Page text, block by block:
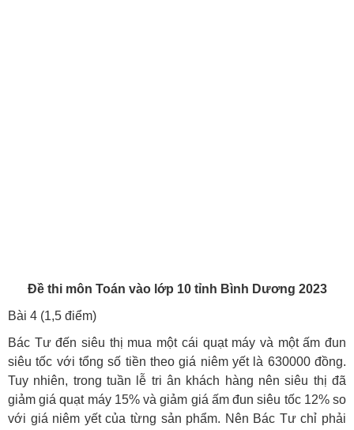
Đề thi môn Toán vào lớp 10 tỉnh Bình Dương 2023
Bài 4 (1,5 điểm)
Bác Tư đến siêu thị mua một cái quạt máy và một ấm đun
siêu tốc với tổng số tiền theo giá niêm yết là 630000 đồng.
Tuy nhiên, trong tuần lễ tri ân khách hàng nên siêu thị đã
giảm giá quạt máy 15% và giảm giá ấm đun siêu tốc 12% so
với giá niêm yết của từng sản phẩm. Nên Bác Tư chỉ phải